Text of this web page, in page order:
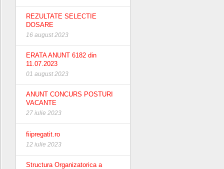
REZULTATE SELECTIE
DOSARE
16 august 2023
ERATA ANUNT 6182 din
11.07.2023
01 august 2023
ANUNT CONCURS POSTURI
VACANTE
27 iulie 2023
fiipregatit.ro
12 iulie 2023
Structura Organizatorica a